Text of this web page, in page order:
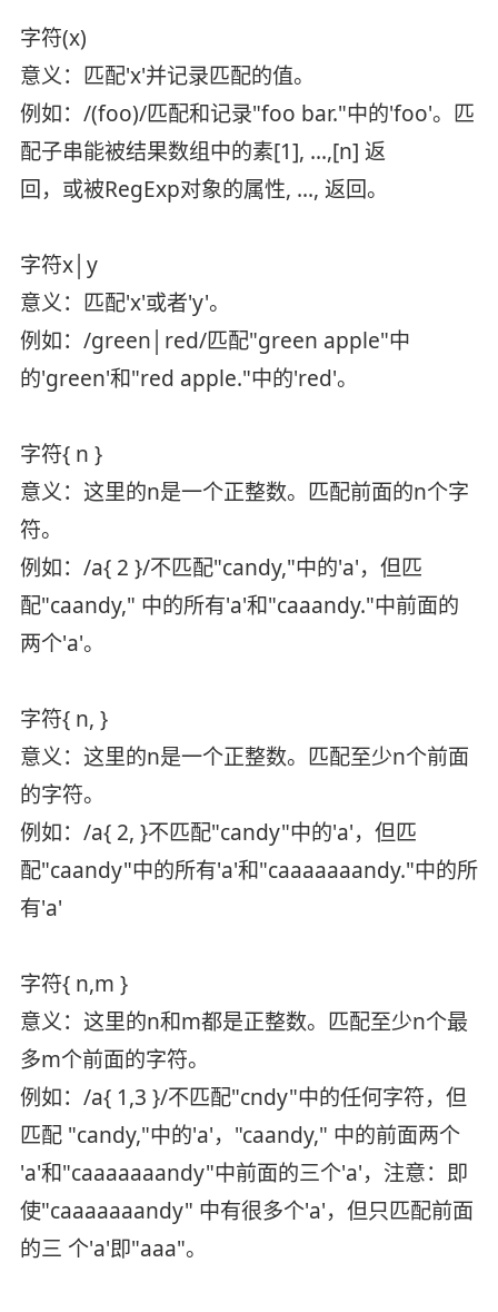
字符(x)
意义：匹配'x'并记录匹配的值。
例如：/(foo)/匹配和记录"foo bar."中的'foo'。匹
配子串能被结果数组中的素[1], ...,[n] 返
回，或被RegExp对象的属性, ..., 返回。
字符x│y
意义：匹配'x'或者'y'。
例如：/green│red/匹配"green apple"中
的'green'和"red apple."中的'red'。
字符{ n }
意义：这里的n是一个正整数。匹配前面的n个字
符。
例如：/a{ 2 }/不匹配"candy,"中的'a'，但匹
配"caandy," 中的所有'a'和"caaandy."中前面的
两个'a'。
字符{ n, }
意义：这里的n是一个正整数。匹配至少n个前面
的字符。
例如：/a{ 2, }不匹配"candy"中的'a'，但匹
配"caandy"中的所有'a'和"caaaaaaandy."中的所
有'a'
字符{ n,m }
意义：这里的n和m都是正整数。匹配至少n个最
多m个前面的字符。
例如：/a{ 1,3 }/不匹配"cndy"中的任何字符，但
匹配 "candy,"中的'a'，"caandy," 中的前面两个
'a'和"caaaaaaandy"中前面的三个'a'，注意：即
使"caaaaaaandy" 中有很多个'a'，但只匹配前面
的三 个'a'即"aaa"。